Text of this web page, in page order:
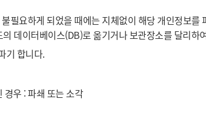
필요하게 되었을 때에는 지체없이 해당 개인정보
데이터베이스(DB)로 옮기거나 보관장소를 달리하
기 합니다.
경우 : 파쇄 또는 소각